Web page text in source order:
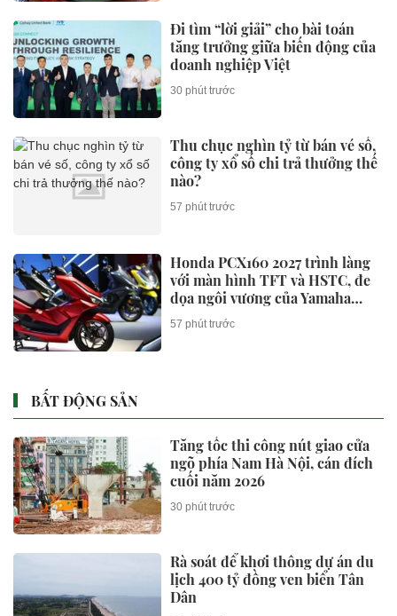
Đi tìm “lời giải” cho bài toán
tăng trưởng giữa biến động của
doanh nghiệp Việt
30 phút trước
Thu chục nghìn tỷ từ bán vé số,
công ty xổ số chi trả thưởng thế
nào?
57 phút trước
Honda PCX160 2027 trình làng
với màn hình TFT và HSTC, đe
dọa ngôi vương của Yamaha
NVX và Honda SH
57 phút trước
BẤT ĐỘNG SẢN
Tăng tốc thi công nút giao cửa
ngõ phía Nam Hà Nội, cán đích
cuối năm 2026
30 phút trước
Rà soát để khơi thông dự án du
lịch 400 tỷ đồng ven biển Tân
Dân